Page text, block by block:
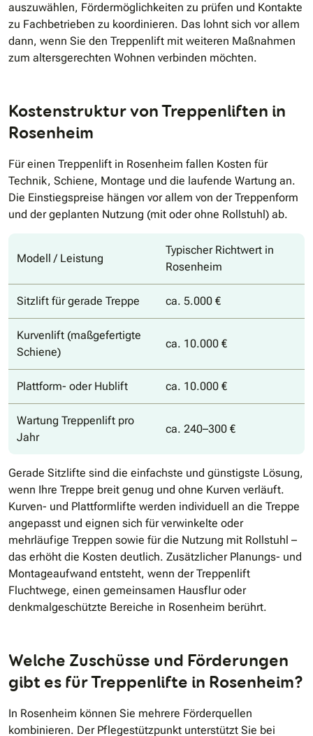
auszuwählen, Fördermöglichkeiten zu prüfen und Kontakte
zu Fachbetrieben zu koordinieren. Das lohnt sich vor allem
dann, wenn Sie den Treppenlift mit weiteren Maßnahmen
zum altersgerechten Wohnen verbinden möchten.
Kostenstruktur von Treppenliften in
Rosenheim
Für einen Treppenlift in Rosenheim fallen Kosten für
Technik, Schiene, Montage und die laufende Wartung an.
Die Einstiegspreise hängen vor allem von der Treppenform
und der geplanten Nutzung (mit oder ohne Rollstuhl) ab.
Modell / Leistung
Typischer Richtwert in
Rosenheim
Sitzlift für gerade Treppe ca. 5.000 €
Kurvenlift (maßgefertigte
Schiene)
ca. 10.000 €
Plattform- oder Hublift ca. 10.000 €
Wartung Treppenlift pro
Jahr
ca. 240–300 €
Gerade Sitzlifte sind die einfachste und günstigste Lösung,
wenn Ihre Treppe breit genug und ohne Kurven verläuft.
Kurven- und Plattformlifte werden individuell an die Treppe
angepasst und eignen sich für verwinkelte oder
mehrläufige Treppen sowie für die Nutzung mit Rollstuhl –
das erhöht die Kosten deutlich. Zusätzlicher Planungs- und
Montageaufwand entsteht, wenn der Treppenlift
Fluchtwege, einen gemeinsamen Hausflur oder
denkmalgeschützte Bereiche in Rosenheim berührt.
Welche Zuschüsse und Förderungen
gibt es für Treppenlifte in Rosenheim?
In Rosenheim können Sie mehrere Förderquellen
kombinieren. Der Pflegestützpunkt unterstützt Sie bei